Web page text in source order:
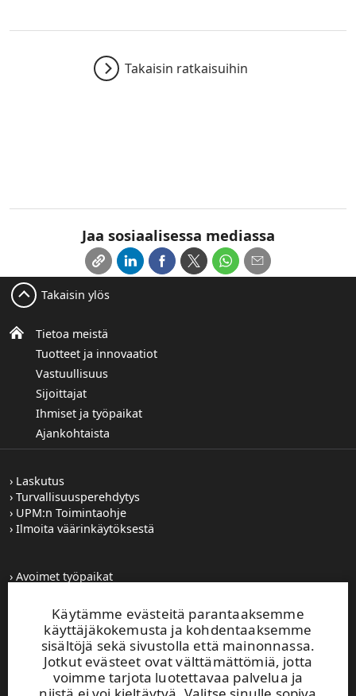
Takaisin ratkaisuihin
Jaa sosiaalisessa mediassa
Käytämme evästeitä parantaaksemme
käyttäjäkokemusta ja kohdentaaksemme
sisältöjä sekä sivustolla että mainonnassa.
Jotkut evästeet ovat välttämättömiä, jotta
voimme tarjota luotettavaa palvelua ja
Tietoa meistä
Tuotteet ja innovaatiot
Vastuullisuus
Sijoittajat
Ihmiset ja työpaikat
Ajankohtaista
Takaisin ylös
Laskutus
Turvallisuusperehdytys
UPM:n Toimintaohje
Ilmoita väärinkäytöksestä
Avoimet työpaikat
Tilaa tiedotteet
Toiminta-alueemme
UPM Vaihde
0204 15 111